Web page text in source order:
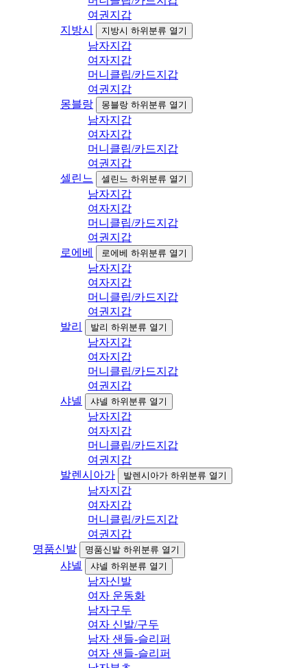
여권지갑
지방시
지방시 하위분류 열기
남자지갑
여자지갑
머니클립/카드지갑
여권지갑
몽블랑
몽블랑 하위분류 열기
남자지갑
여자지갑
머니클립/카드지갑
여권지갑
셀린느
셀린느 하위분류 열기
남자지갑
여자지갑
머니클립/카드지갑
여권지갑
로에베
로에베 하위분류 열기
남자지갑
여자지갑
머니클립/카드지갑
여권지갑
발리
발리 하위분류 열기
남자지갑
여자지갑
머니클립/카드지갑
여권지갑
샤넬
샤넬 하위분류 열기
남자지갑
여자지갑
머니클립/카드지갑
여권지갑
발렌시아가
발렌시아가 하위분류 열기
남자지갑
여자지갑
머니클립/카드지갑
여권지갑
명품신발
명품신발 하위분류 열기
샤넬 샤넬 하위분류 열기
남자신발
여자 운동화
남자구두
여자 신발/구두
남자 샌들-슬리퍼
여자 샌들-슬리퍼